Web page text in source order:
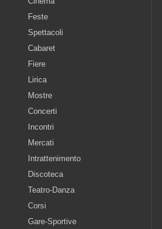
Feste
Spettacoli
Cabaret
Fiere
Lirica
Mostre
Concerti
Incontri
Mercati
Intrattenimento
Discoteca
Teatro-Danza
Corsi
Gare-Sportive